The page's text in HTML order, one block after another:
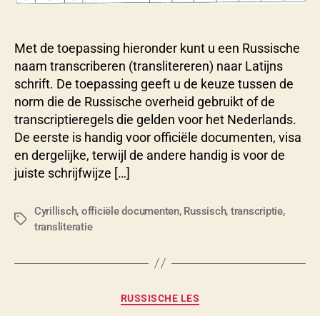
Met de toepassing hieronder kunt u een Russische
naam transcriberen (translitereren) naar Latijns
schrift. De toepassing geeft u de keuze tussen de
norm die de Russische overheid gebruikt of de
transcriptieregels die gelden voor het Nederlands.
De eerste is handig voor officiële documenten, visa
en dergelijke, terwijl de andere handig is voor de
juiste schrijfwijze […]
Tags
Cyrillisch, officiële documenten, Russisch, transcriptie,
transliteratie
Categorieën
RUSSISCHE LES
o
r